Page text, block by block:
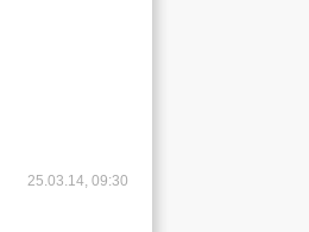
25.03.14, 09:30